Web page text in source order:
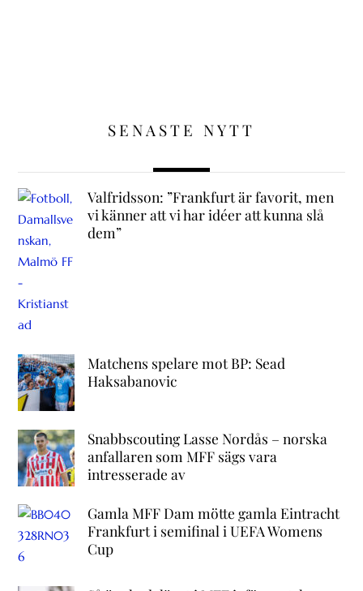
SENASTE NYTT
Valfridsson: ”Frankfurt är favorit, men
vi känner att vi har idéer att kunna slå
dem”
Matchens spelare mot BP: Sead
Haksabanovic
Snabbscouting Lasse Nordås – norska
anfallaren som MFF sägs vara
intresserade av
Gamla MFF Dam mötte gamla Eintracht
Frankfurt i semifinal i UEFA Womens
Cup